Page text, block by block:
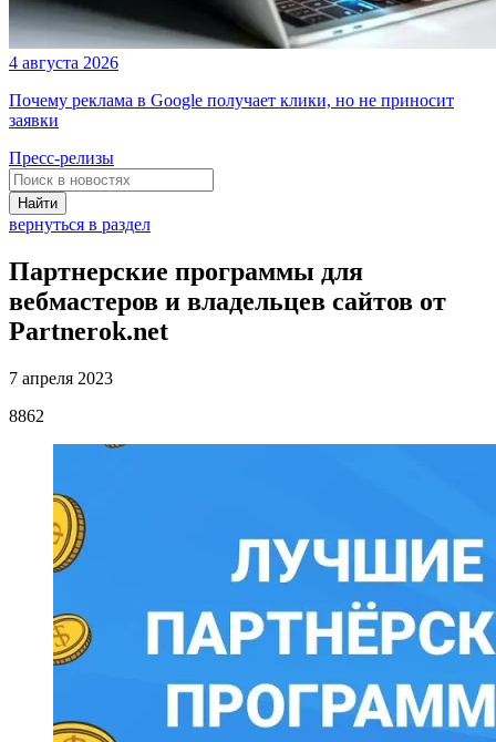
4 августа 2026
Почему реклама в Google получает клики, но не приносит
заявки
Пресс-релизы
Найти
вернуться в раздел
Партнерские программы для
вебмастеров и владельцев сайтов от
Partnerok.net
7 апреля 2023
8862